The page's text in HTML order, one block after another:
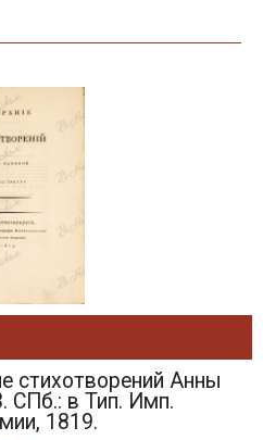
стихотворений Анны
СПб.: в Тип. Имп.
1819.